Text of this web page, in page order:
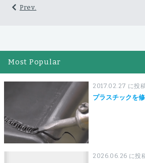
Prev.
Most Popular
2017.02.27 に投
プラスチックを
2026.06.26 に投